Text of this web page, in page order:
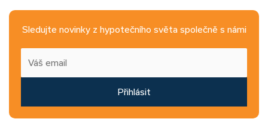
Sledujte novinky z hypotečního světa společně s námi
Přihlásit